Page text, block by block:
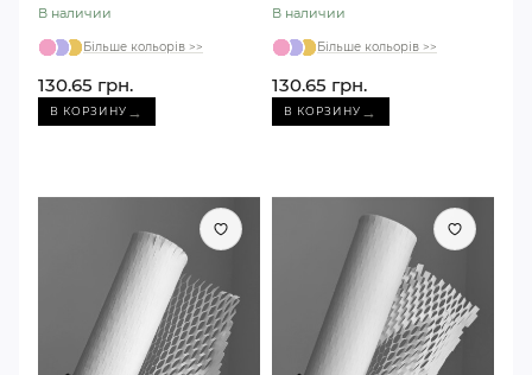
В наличии
Більше кольорів >>
130.65 грн.
В КОРЗИНУ →
В наличии
Більше кольорів >>
130.65 грн.
В КОРЗИНУ →